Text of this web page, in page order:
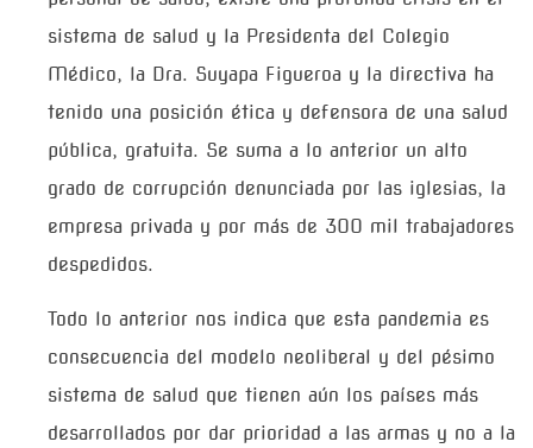
sistema de salud y la Presidenta del Colegio
Médico, la Dra. Suyapa Figueroa y la directiva ha
tenido una posición ética y defensora de una salud
pública, gratuita. Se suma a lo anterior un alto
grado de corrupción denunciada por las iglesias, la
empresa privada y por más de 300 mil trabajadores
despedidos.
Todo lo anterior nos indica que esta pandemia es
consecuencia del modelo neoliberal y del pésimo
sistema de salud que tienen aún los países más
desarrollados por dar prioridad a las armas y no a la